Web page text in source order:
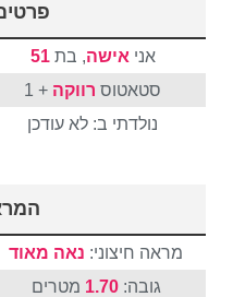
אני אישה, בת51
סטאטוס רווקה + 1
נולדתי ב: לא עודכן
מראה חיצוני: נאה מאוד
גובה:1.70 מטרים